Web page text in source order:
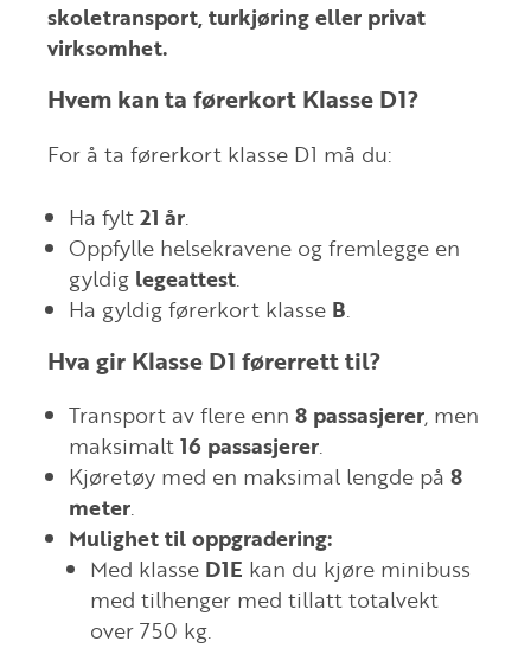
skoletransport, turkjøring eller privat
virksomhet.
Hvem kan ta førerkort Klasse D1?
For å ta førerkort klasse D1 må du:
Ha fylt21 år.
Oppfylle helsekravene og fremlegge en
gyldig legeattest.
Ha gyldig førerkort klasse B.
Hva gir Klasse D1 førerrett til?
Transport av flere enn 8 passasjerer, men
maksimalt16 passasjerer.
Kjøretøy med en maksimal lengde på 8
meter.
Mulighet til oppgradering:
Med klasse D1E kan du kjøre minibuss
med tilhenger med tillatt totalvekt
over 750 kg.